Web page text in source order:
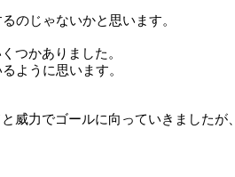
のじゃないかと思います。
つかありました。
ように思います。
威力でゴールに向っていきましたが、